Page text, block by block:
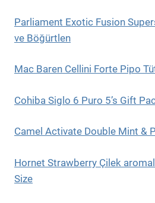
Parliament Exotic Fusion
ve Böğürtlen
Mac Baren Cellini Forte Pipo
Cohiba Siglo 6 Puro 5’s Gift
Camel Activate Double Mint &
Hornet Strawberry Çilek
Size